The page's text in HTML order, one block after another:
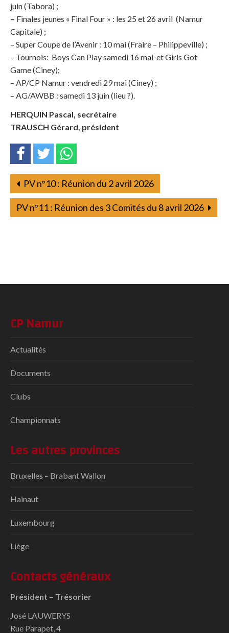
juin (Tabora) ;
– Finales jeunes « Final Four » : les 25 et 26 avril (Namur
Capitale) ;
– Super Coupe de l’Avenir : 10 mai (Fraire – Philippeville) ;
– Tournois: Boys Can Play samedi 16 mai et Girls Got
Game (Ciney);
– AP/CP Namur : vendredi 29 mai (Ciney) ;
– AG/AWBB : samedi 13 juin (lieu ?).
HERQUIN Pascal, secrétaire
TRAUSCH Gérard, président
PV n°10 : Réunion du 2 avril 2026
PV n°11 : Réunion des 3 Comités du 8 avril 2026
CP Namur
Actualités
Documents
Clubs
Championnats
Les autres provinces
Bruxelles – Brabant Wallon
Hainaut
Luxembourg
Liège
Contacts généraux
Président – Trésorier
José LAUWERYS
Rue Parapet, 4